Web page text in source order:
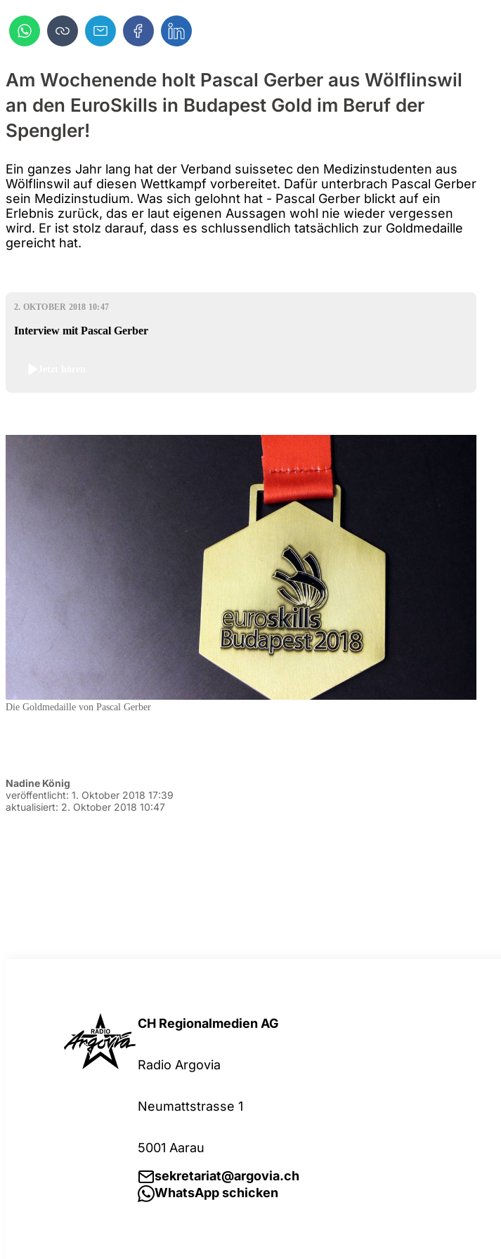
Am Wochenende holt Pascal Gerber aus Wölflinswil
an den EuroSkills in Budapest Gold im Beruf der
Spengler!
Ein ganzes Jahr lang hat der Verband suissetec den Medizinstudenten aus
Wölflinswil auf diesen Wettkampf vorbereitet. Dafür unterbrach Pascal Gerber
sein Medizinstudium. Was sich gelohnt hat - Pascal Gerber blickt auf ein
Erlebnis zurück, das er laut eigenen Aussagen wohl nie wieder vergessen
wird. Er ist stolz darauf, dass es schlussendlich tatsächlich zur Goldmedaille
gereicht hat.
2. OKTOBER 2018 10:47
Interview mit Pascal Gerber
Die Goldmedaille von Pascal Gerber
Nadine König
veröffentlicht: 1. Oktober 2018 17:39
aktualisiert: 2. Oktober 2018 10:47
CH Regionalmedien AG
Radio Argovia
Neumattstrasse 1
5001 Aarau
sekretariat@argovia.ch
WhatsApp schicken